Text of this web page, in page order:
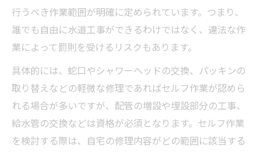
行うべき作業範囲が明確に定められています。つまり、
誰でも自由に水道工事ができるわけではなく、違法な作
業によって罰則を受けるリスクもあります。
具体的には、蛇口やシャワーヘッドの交換、パッキンの
取り替えなどの軽微な修理であればセルフ作業が認めら
れる場合が多いですが、配管の増設や埋設部分の工事、
給水管の交換などは資格が必須となります。セルフ作業
を検討する際は、自宅の修理内容がどの範囲に該当する